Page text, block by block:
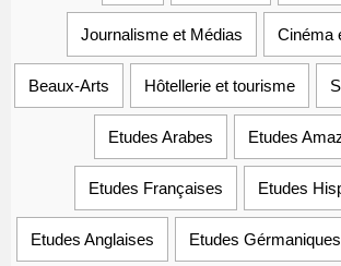
Journalisme et Médias Cinéma
Beaux-Arts Hôtellerie et tourisme
Etudes Arabes Etudes
Etudes Françaises Etudes
Etudes Anglaises Etudes Gérmaniques